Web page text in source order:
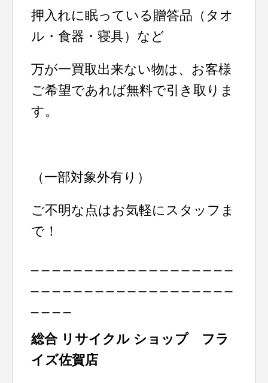
押入れに眠っている贈答品（タオ
ル・食器・寝具）など
万が一買取出来ない物は、お客様
ご希望であれば無料で引き取りま
す。
（一部対象外有り）
ご不明な点はお気軽にスタッフま
で！
総合 リサイクル ショップ フラ
イズ佐賀店